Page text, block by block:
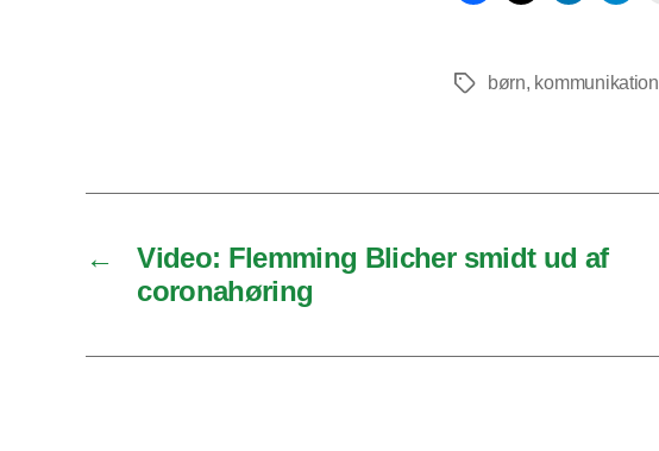
Tagsbørn, kommunikation
←
Video: Flemming Blicher smidt ud af
coronahøring